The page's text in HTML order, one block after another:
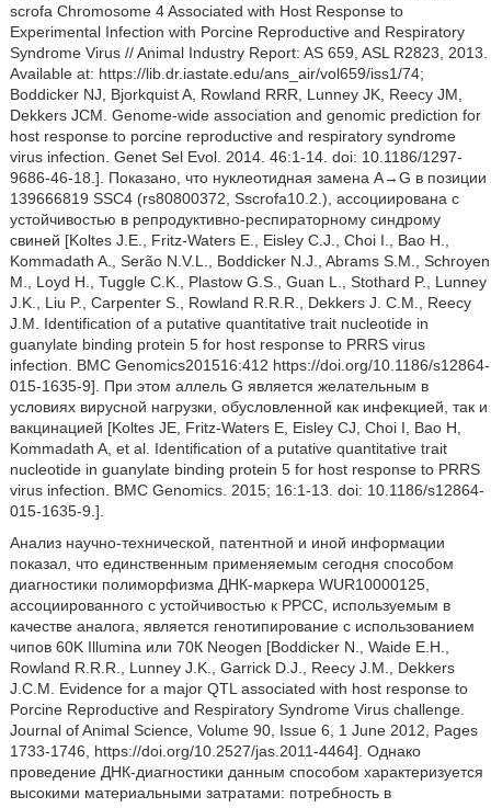
scrofa Chromosome 4 Associated with Host Response to
Experimental Infection with Porcine Reproductive and Respiratory
Syndrome Virus // Animal Industry Report: AS 659, ASL R2823, 2013.
Available at: https://lib.dr.iastate.edu/ans_air/vol659/iss1/74;
Boddicker NJ, Bjorkquist A, Rowland RRR, Lunney JK, Reecy JM,
Dekkers JCM. Genome-wide association and genomic prediction for
host response to porcine reproductive and respiratory syndrome
virus infection. Genet Sel Evol. 2014. 46:1-14. doi: 10.1186/1297-
9686-46-18.]. Показано, что нуклеотидная замена A→G в позиции
139666819 SSC4 (rs80800372, Sscrofa10.2.), ассоциирована с
устойчивостью в репродуктивно-респираторному синдрому
свиней [Koltes J.E., Fritz-Waters Е., Eisley C.J., Choi I., Bao H.,
Kommadath A., Serão N.V.L., Boddicker N.J., Abrams S.M., Schroyen
M., Loyd H., Tuggle C.K., Plastow G.S., Guan L., Stothard P., Lunney
J.K., Liu P., Carpenter S., Rowland R.R.R., Dekkers J. С.M., Reecy
J.M. Identification of a putative quantitative trait nucleotide in
guanylate binding protein 5 for host response to PRRS virus
infection. BMC Genomics201516:412 https://doi.org/10.1186/s12864-
015-1635-9]. При этом аллель G является желательным в
условиях вирусной нагрузки, обусловленной как инфекцией, так и
вакцинацией [Koltes JE, Fritz-Waters Е, Eisley CJ, Choi I, Bao H,
Kommadath A, et al. Identification of a putative quantitative trait
nucleotide in guanylate binding protein 5 for host response to PRRS
virus infection. BMC Genomics. 2015; 16:1-13. doi: 10.1186/s12864-
015-1635-9.].
Анализ научно-технической, патентной и иной информации
показал, что единственным применяемым сегодня способом
диагностики полиморфизма ДНК-маркера WUR10000125,
ассоциированного с устойчивостью к РРСС, используемым в
качестве аналога, является генотипирование с использованием
чипов 60K Illumina или 70К Neogen [Boddicker N., Waide E.H.,
Rowland R.R.R., Lunney J.K., Garrick D.J., Reecy J.M., Dekkers
J.C.M. Evidence for a major QTL associated with host response to
Porcine Reproductive and Respiratory Syndrome Virus challenge.
Journal of Animal Science, Volume 90, Issue 6, 1 June 2012, Pages
1733-1746, https://doi.org/10.2527/jas.2011-4464]. Однако
проведение ДНК-диагностики данным способом характеризуется
высокими материальными затратами: потребность в